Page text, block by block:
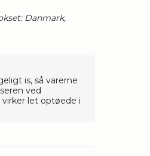
Danmark,
is, så varerne
ved
let optøede i